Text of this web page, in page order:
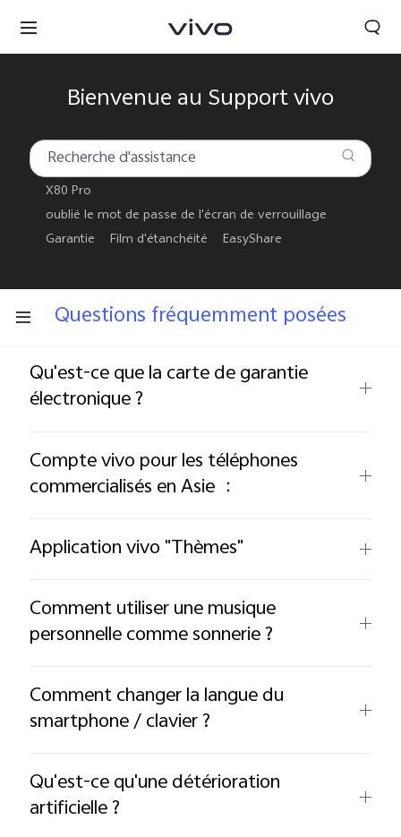
Bienvenue au Support vivo
X80 Pro
oublié le mot de passe de l'écran de verrouillage
Garantie
Film d'étanchéité EasyShare
Questions fréquemment posées
Qu'est-ce que la carte de garantie
électronique ?
Compte vivo pour les téléphones
commercialisés en Asie ：
Application vivo "Thèmes"
Comment utiliser une musique
personnelle comme sonnerie ?
Comment changer la langue du
smartphone / clavier ?
Qu'est-ce qu'une détérioration
artificielle ?